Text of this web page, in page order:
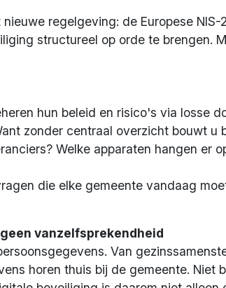
regelgeving: de Europese NIS-
structureel op orde te brengen.
hun beleid en risico's via losse
zonder centraal overzicht bouwt u
Welke apparaten hangen er
die elke gemeente vandaag
vanzelfsprekendheid
Van
horen thuis bij de gemeente. Niet